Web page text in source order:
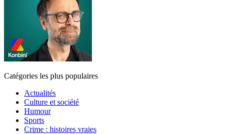
Catégories les plus populaires
Actualités
Culture et société
Humour
Sports
Crime : histoires vraies